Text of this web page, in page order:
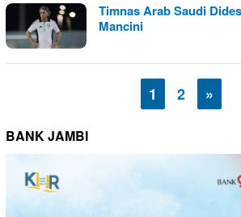
Timnas Arab Saudi
Mancini
1 2 »
BANK JAMBI